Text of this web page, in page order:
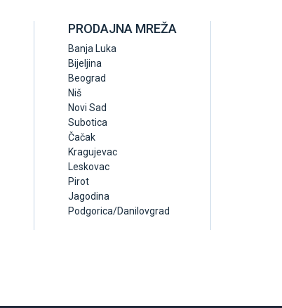
PRODAJNA MREŽA
Banja Luka
Bijeljina
Beograd
Niš
Novi Sad
Subotica
Čačak
Kragujevac
Leskovac
Pirot
Jagodina
Podgorica/Danilovgrad